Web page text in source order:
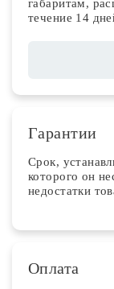
габаритам,
течение 14
Гарантии
Срок,
которого он
недостатки
Оплата